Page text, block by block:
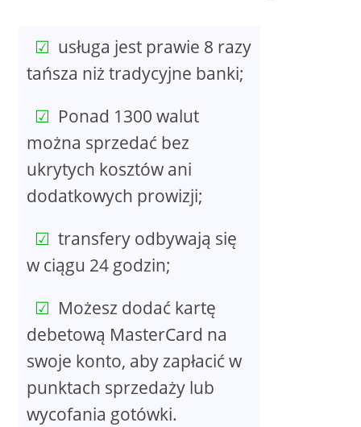
usługa jest prawie 8 razy
tańsza niż tradycyjne banki;
Ponad 1300 walut
można sprzedać bez
ukrytych kosztów ani
dodatkowych prowizji;
transfery odbywają się
w ciągu 24 godzin;
Możesz dodać kartę
debetową MasterCard na
swoje konto, aby zapłacić w
punktach sprzedaży lub
wycofania gotówki.